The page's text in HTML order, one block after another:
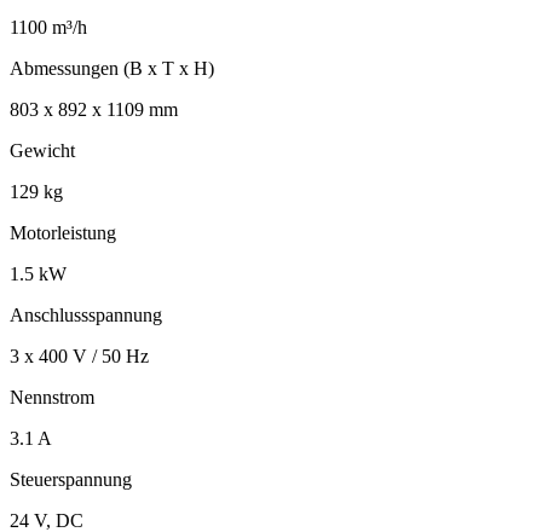
1100 m³/h
Abmessungen (B x T x H)
803 x 892 x 1109 mm
Gewicht
129 kg
Motorleistung
1.5 kW
Anschlussspannung
3 x 400 V / 50 Hz
Nennstrom
3.1 A
Steuerspannung
24 V, DC